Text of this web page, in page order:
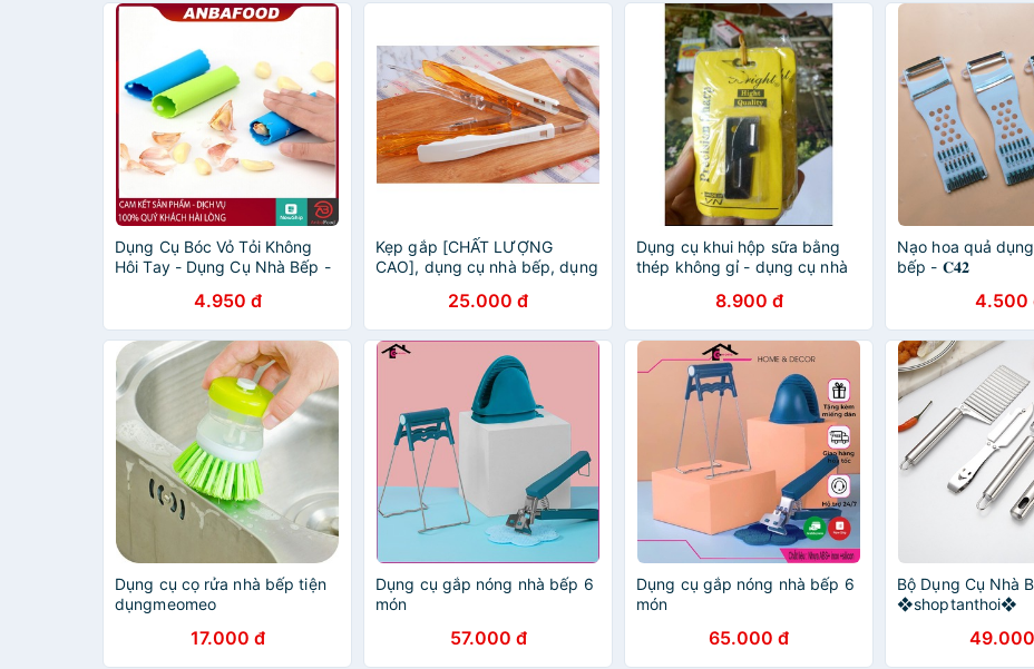
Dụng Cụ Bóc Vỏ Tỏi Không
Hôi Tay - Dụng Cụ Nhà Bếp -
4.950 đ
Kẹp gắp [CHẤT LƯỢNG
CAO], dụng cụ nhà bếp, dụng
25.000 đ
Dụng cụ khui hộp sữa bằng
thép không gỉ - dụng cụ nhà
8.900 đ
Nạo hoa quả
bếp - 𝐂𝟒𝟐
4.500
Dụng cụ cọ rửa nhà bếp tiện
dụngmeomeo
17.000 đ
Dụng cụ gắp nóng nhà bếp 6
món
57.000 đ
Dụng cụ gắp nóng nhà bếp 6
món
65.000 đ
Bộ Dụng Cụ Nhà
❖shoptanthoi❖